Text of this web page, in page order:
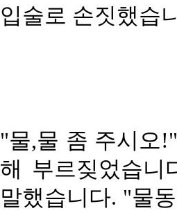
입술로 손짓했습
"물,물 좀 주시오
해 부르짖었습니
말했습니다. "물